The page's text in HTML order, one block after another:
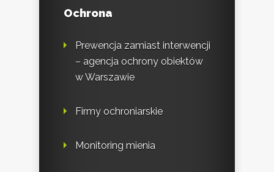
Ochrona
Prewencja zamiast interwencji
– agencja ochrony obiektów
w Warszawie
Firmy ochroniarskie
Monitoring mienia